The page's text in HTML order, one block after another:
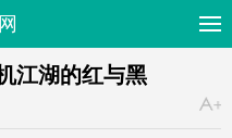
江湖的红与黑